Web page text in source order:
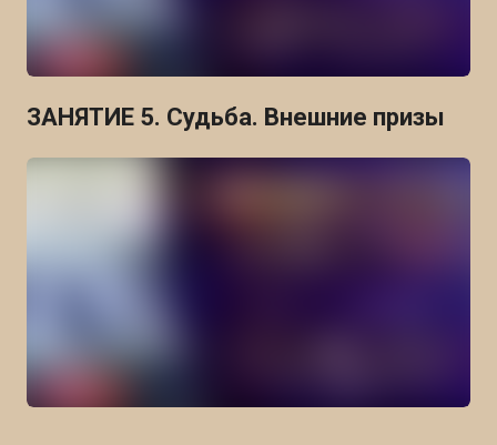
ЗАНЯТИЕ 5. Судьба. Внешние призы